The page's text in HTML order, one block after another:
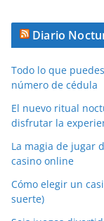
Diario
Todo lo que
número de cédula
El nuevo ritual
disfrutar la
La magia de jugar
casino online
Cómo elegir un
suerte)